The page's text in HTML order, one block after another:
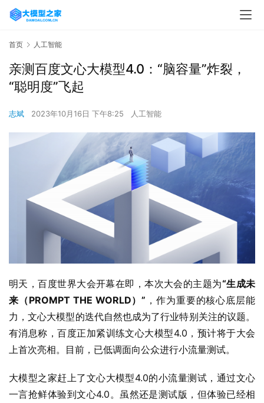
首页 人工智能
亲测百度文心大模型4.0：“脑容量”炸裂，
“聪明度”飞起
志斌 2023年10月16日 下午8:25 人工智能
明天，百度世界大会开幕在即，本次大会的主题为“生成未
来（PROMPT THE WORLD）” ，作为重要的核心底层能
力，文心大模型的迭代自然也成为了行业特别关注的议题。
有消息称，百度正加紧训练文心大模型4.0，预计将于大会
上首次亮相。目前，已低调面向公众进行小流量测试。
大模型之家赶上了文心大模型4.0的小流量测试，通过文心
一言抢鲜体验到文心4.0。虽然还是测试版，但体验已经相